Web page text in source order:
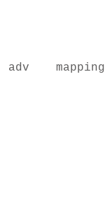
adv mapping